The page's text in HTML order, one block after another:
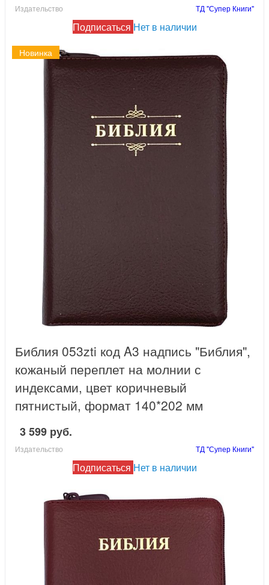
Издательство ТД "Супер Книги"
Подписаться Нет в наличии
Новинка
Библия 053zti код A3 надпись "Библия",
кожаный переплет на молнии с
индексами, цвет коричневый
пятнистый, формат 140*202 мм
3 599 руб.
Издательство ТД "Супер Книги"
Подписаться Нет в наличии